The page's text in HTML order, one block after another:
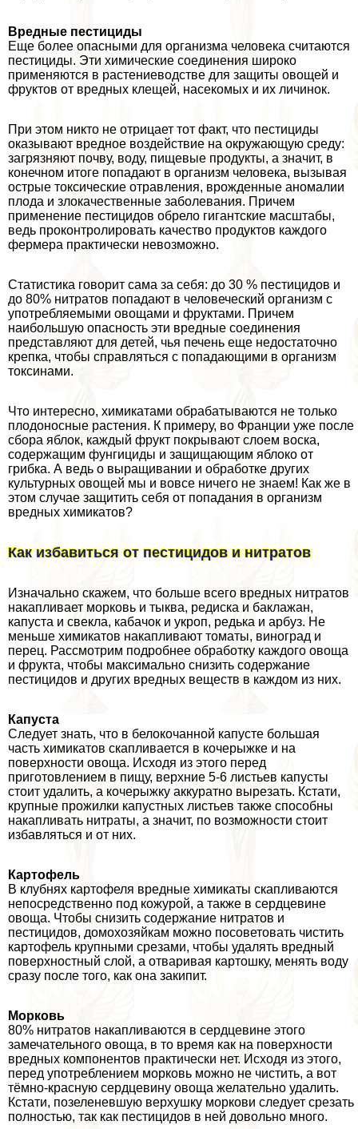
Вредные пестициды
Еще более опасными для организма человека считаются
пестициды. Эти химические соединения широко
применяются в растениеводстве для защиты овощей и
фруктов от вредных клещей, насекомых и их личинок.
При этом никто не отрицает тот факт, что пестициды
оказывают вредное воздействие на окружающую среду:
загрязняют почву, воду, пищевые продукты, а значит, в
конечном итоге попадают в организм человека, вызывая
острые токсические отравления, врожденные аномалии
плода и злокачественные заболевания. Причем
применение пестицидов обрело гигантские масштабы,
ведь проконтролировать качество продуктов каждого
фермера пpaктически невозможно.
Статистика говорит сама за себя: до 30 % пестицидов и
до 80% нитратов попадают в человеческий организм с
употрeбляемыми овощами и фруктами. Причем
наибольшую опасность эти вредные соединения
представляют для детей, чья печень еще недостаточно
крепка, чтобы справляться с попадающими в организм
токсинами.
Что интересно, химикатами обpaбатываются не только
плодоносные растения. К примеру, во Франции уже после
сбора яблок, каждый фрукт покрывают слоем воска,
содержащим фунгициды и защищающим яблоко от
грибка. А ведь о выращивании и обработке других
культурных овощей мы и вовсе ничего не знаем! Как же в
этом случае защитить себя от попадания в организм
вредных химикатов?
Как избавиться от пестицидов и нитратов
Изначально скажем, что больше всего вредных нитратов
накапливает морковь и тыква, редиска и баклажан,
капуста и свекла, кабачок и укроп, редька и арбуз. Не
меньше химикатов накапливают томаты, виноград и
перец. Рассмотрим подробнее обработку каждого овоща
и фрукта, чтобы максимально снизить содержание
пестицидов и других вредных веществ в каждом из них.
Капуста
Следует знать, что в белокочанной капусте большая
часть химикатов скапливается в кочерыжке и на
поверхности овоща. Исходя из этого перед
приготовлением в пищу, верхние 5-6 листьев капусты
стоит удалить, а кочерыжку аккуратно вырезать. Кстати,
крупные прожилки капустных листьев также способны
накапливать нитраты, а значит, по возможности стоит
избавляться и от них.
Картофель
В клубнях картофеля вредные химикаты скапливаются
непосредственно под кожурой, а также в сердцевине
овоща. Чтобы снизить содержание нитратов и
пестицидов, домохозяйкам можно посоветовать чистить
картофель крупными срезами, чтобы удалять вредный
поверхностный слой, а отваривая картошку, менять воду
сразу после того, как она закипит.
Морковь
80% нитратов накапливаются в сердцевине этого
замечательного овоща, в то время как на поверхности
вредных компонентов пpaктически нет. Исходя из этого,
перед употрeблением морковь можно не чистить, а вот
тёмно-красную сердцевину овоща желательно удалить.
Кстати, позеленевшую верхушку моркови следует срезать
полностью, так как пестицидов в ней довольно много.